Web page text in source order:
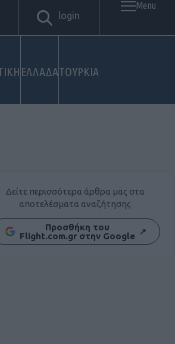
ΕΛΛΑΔΑΤΟΥΡΚΙΑ
login
Menu
Δείτε περισσότερα άρθρα μας στα
αποτελέσματα αναζήτησης
Προσθήκη του
Flight.com.gr στην Google ↗